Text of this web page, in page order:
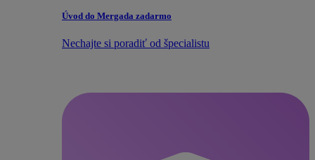
Úvod do Mergada zadarmo
Nechajte si poradiť od špecialistu